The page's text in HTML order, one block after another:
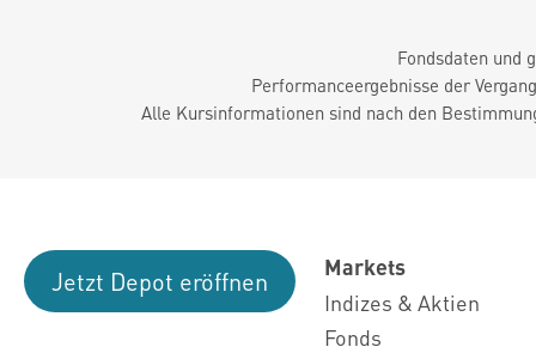
Fondsdaten und
Performanceergebnisse der
Alle Kursinformationen sind nach den
Jetzt Depot eröffnen
Markets
Indizes & Aktien
Fonds